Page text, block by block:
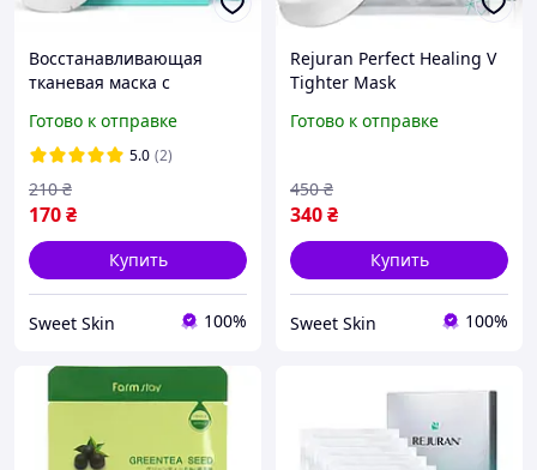
Восстанавливающая
тканевая маска с
age интенсив Rejuran
healer Turnover mask
40ml
Готово к отправке
5.0 (2)
170₴
210 ₴
Купить
Sweet Skin 100%
Rejuran Perfect Healing V
Tighter Mask
тканевая маска с
лица и шеи 20г
Готово к отправке
340₴
450 ₴
Купить
Sweet Skin 100%